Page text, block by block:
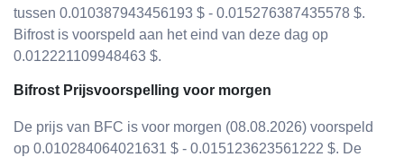
tussen 0.010387943456193 $ - 0.015276387435578 $.
Bifrost is voorspeld aan het eind van deze dag op
0.012221109948463 $.
Bifrost Prijsvoorspelling voor morgen
De prijs van BFC is voor morgen (08.08.2026) voorspeld
op 0.010284064021631 $ - 0.015123623561222 $. De